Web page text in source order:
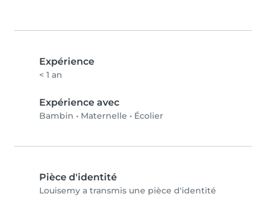
Expérience
< 1 an
Expérience avec
Bambin • Maternelle • Écolier
Pièce d'identité
Louisemy a transmis une pièce d'identité